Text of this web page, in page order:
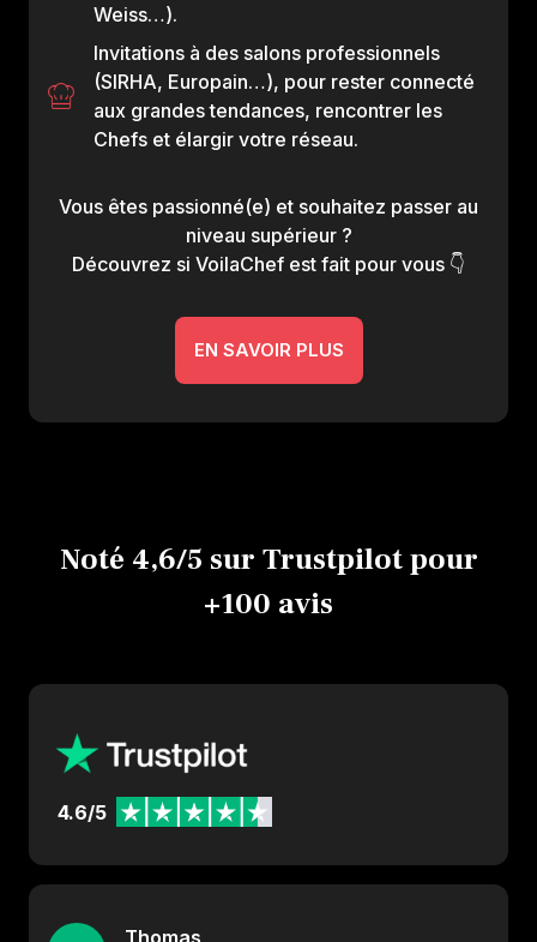
Weiss…).
Invitations à des salons professionnels
(SIRHA, Europain…), pour rester connecté
aux grandes tendances, rencontrer les
Chefs et élargir votre réseau.
Vous êtes passionné(e) et souhaitez passer au
niveau supérieur ?
Découvrez si VoilaChef est fait pour vous 👇
EN SAVOIR PLUS
Noté 4,6/5 sur Trustpilot pour
+100 avis
4.6/5
Thomas